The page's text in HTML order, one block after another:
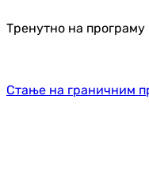
Тренутно на програму
Стање на граничним